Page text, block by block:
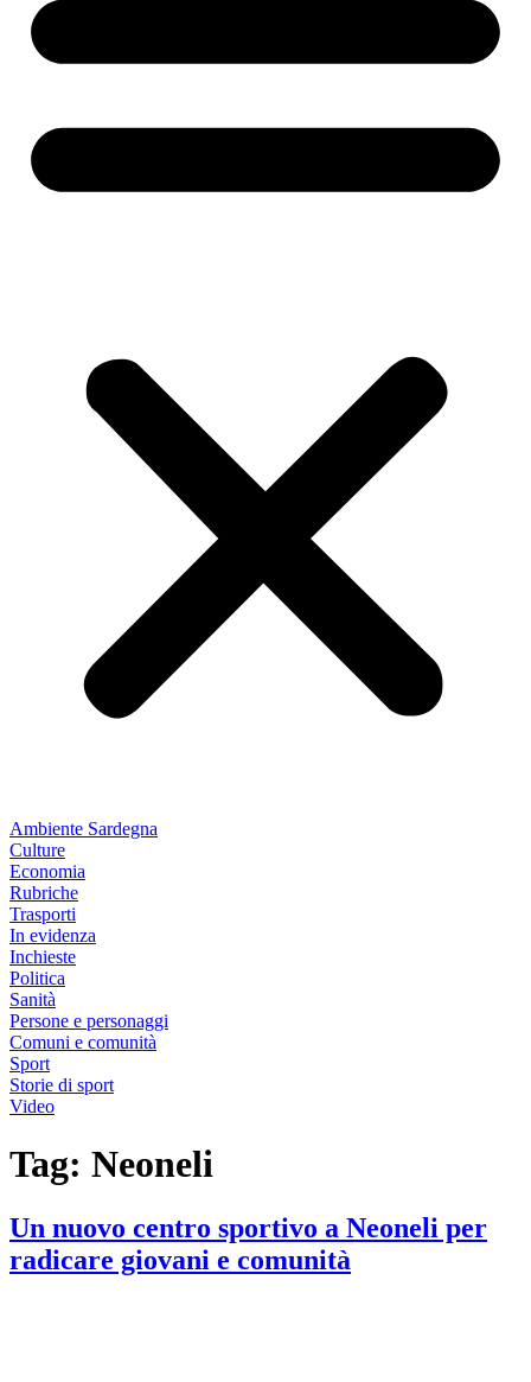
Ambiente Sardegna
Culture
Economia
Rubriche
Trasporti
In evidenza
Inchieste
Politica
Sanità
Persone e personaggi
Comuni e comunità
Sport
Storie di sport
Video
Tag: Neoneli
Un nuovo centro sportivo a Neoneli per
radicare giovani e comunità